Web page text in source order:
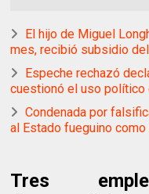
El hijo de Miguel
mes, recibió subsidio
Espeche rechazó
cuestionó el uso político
Condenada por
al Estado fueguino
Tres